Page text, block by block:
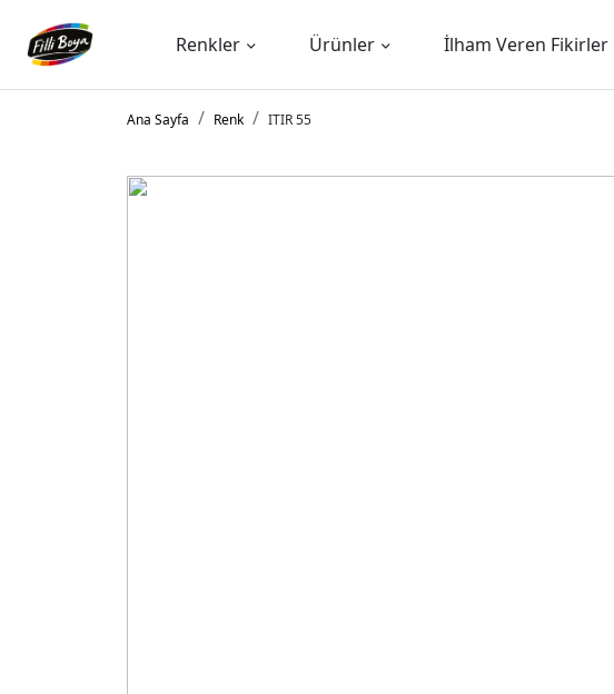
Renkler Ürünler İlham Veren Fikirler
Ana Sayfa Renk ITIR 55